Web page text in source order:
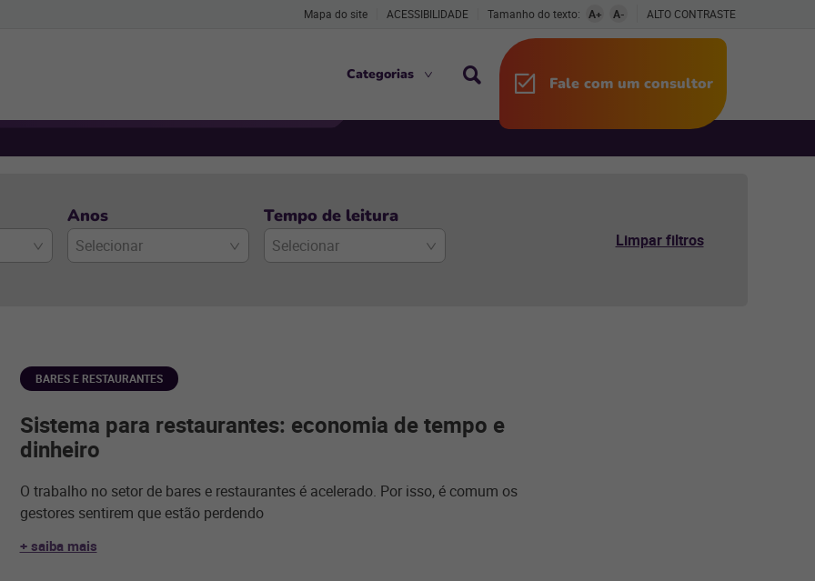
Mapa do site ACESSIBILIDADE Tamanho do texto: A+ A- ALTO CONTRASTE
Categorias Fale com um consultor
Anos
Selecionar
Tempo de leitura
Selecionar Limpar filtros
BARES E RESTAURANTES
Sistema para restaurantes: economia de tempo e
dinheiro
O trabalho no setor de bares e restaurantes é acelerado. Por isso, é comum os
gestores sentirem que estão perdendo
+ saiba mais